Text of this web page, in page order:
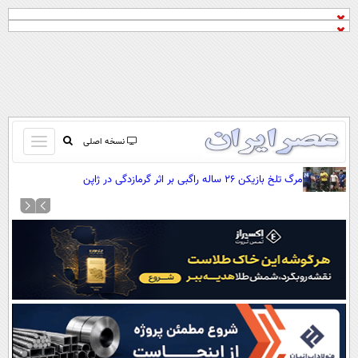
نسخه اصلی
باز
و
کردن
صفحه اول
آرشیو
نظرسنجی
آب و هوا
اوقات شرعی
سواد زندگی
مرگ تلخ بازیکن ۲۶ ساله راگبی بر اثر گرمازدگی در ژاپن